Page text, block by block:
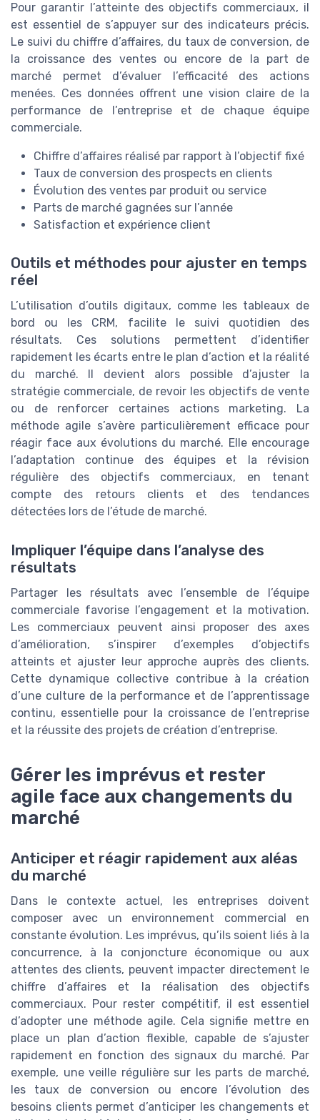
Pour garantir l’atteinte des objectifs commerciaux, il
est essentiel de s’appuyer sur des indicateurs précis.
Le suivi du chiffre d’affaires, du taux de conversion, de
la croissance des ventes ou encore de la part de
marché permet d’évaluer l’efficacité des actions
menées. Ces données offrent une vision claire de la
performance de l’entreprise et de chaque équipe
commerciale.
Chiffre d’affaires réalisé par rapport à l’objectif fixé
Taux de conversion des prospects en clients
Évolution des ventes par produit ou service
Parts de marché gagnées sur l’année
Satisfaction et expérience client
Outils et méthodes pour ajuster en temps
réel
L’utilisation d’outils digitaux, comme les tableaux de
bord ou les CRM, facilite le suivi quotidien des
résultats. Ces solutions permettent d’identifier
rapidement les écarts entre le plan d’action et la réalité
du marché. Il devient alors possible d’ajuster la
stratégie commerciale, de revoir les objectifs de vente
ou de renforcer certaines actions marketing. La
méthode agile s’avère particulièrement efficace pour
réagir face aux évolutions du marché. Elle encourage
l’adaptation continue des équipes et la révision
régulière des objectifs commerciaux, en tenant
compte des retours clients et des tendances
détectées lors de l’étude de marché.
Impliquer l’équipe dans l’analyse des
résultats
Partager les résultats avec l’ensemble de l’équipe
commerciale favorise l’engagement et la motivation.
Les commerciaux peuvent ainsi proposer des axes
d’amélioration, s’inspirer d’exemples d’objectifs
atteints et ajuster leur approche auprès des clients.
Cette dynamique collective contribue à la création
d’une culture de la performance et de l’apprentissage
continu, essentielle pour la croissance de l’entreprise
et la réussite des projets de création d’entreprise.
Gérer les imprévus et rester
agile face aux changements du
marché
Anticiper et réagir rapidement aux aléas
du marché
Dans le contexte actuel, les entreprises doivent
composer avec un environnement commercial en
constante évolution. Les imprévus, qu’ils soient liés à la
concurrence, à la conjoncture économique ou aux
attentes des clients, peuvent impacter directement le
chiffre d’affaires et la réalisation des objectifs
commerciaux. Pour rester compétitif, il est essentiel
d’adopter une méthode agile. Cela signifie mettre en
place un plan d’action flexible, capable de s’ajuster
rapidement en fonction des signaux du marché. Par
exemple, une veille régulière sur les parts de marché,
les taux de conversion ou encore l’évolution des
besoins clients permet d’anticiper les changements et